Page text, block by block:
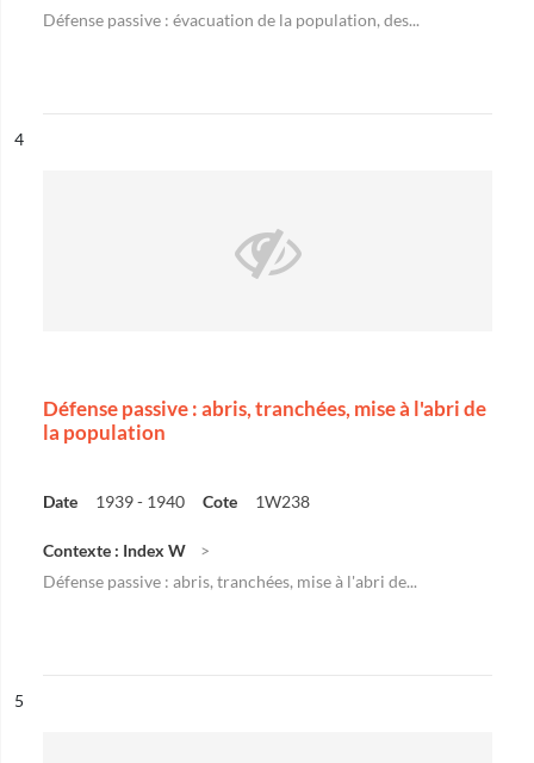
Défense passive : évacuation de la population, des...
n°
4
Défense passive : abris, tranchées, mise à l'abri de
la population
Date 1939 - 1940 Cote 1W238
Contexte : Index W
Défense passive : abris, tranchées, mise à l'abri de...
n°
5